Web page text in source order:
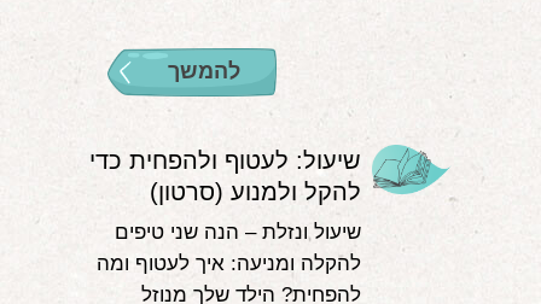
להמשך
שיעול: לעטוף ולהפחית כדי
להקל ולמנוע (סרטון)
שיעול ונזלת – הנה שני טיפים
להקלה ומניעה: איך לעטוף ומה
להפחית? הילד שלך מנוזל